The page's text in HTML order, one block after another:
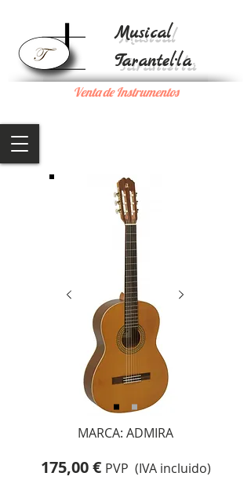
Musical
Tarantel·la
Venta de Instrumentos
MARCA: ADMIRA
175,00 € PVP (IVA incluido)